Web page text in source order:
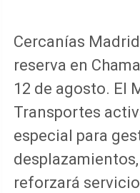
Cercanías
reserva en
12 de agosto. El
Transportes
especial para
reforzará